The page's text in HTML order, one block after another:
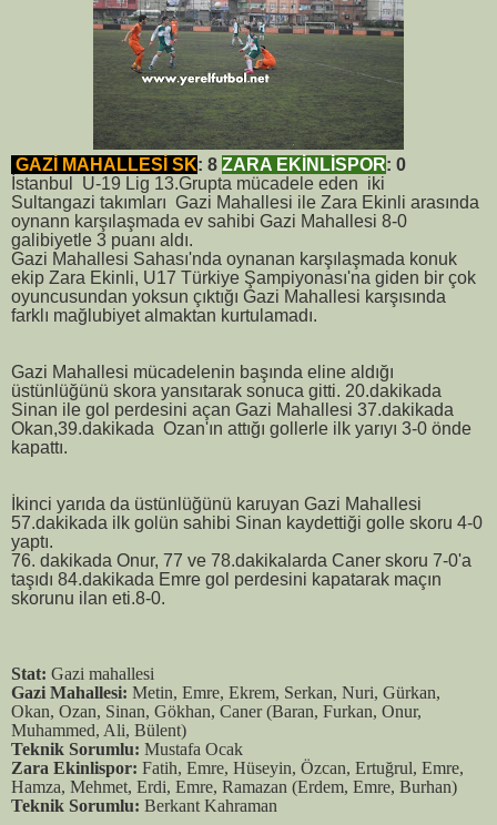
GAZİ MAHALLESİ SK: 8 ZARA EKİNLİSPOR: 0
İstanbul U-19 Lig 13.Grupta mücadele eden iki
Sultangazi takımları Gazi Mahallesi ile Zara Ekinli arasında
oynann karşılaşmada ev sahibi Gazi Mahallesi 8-0
galibiyetle 3 puanı aldı.
Gazi Mahallesi Sahası'nda oynanan karşılaşmada konuk
ekip Zara Ekinli, U17 Türkiye Şampiyonası'na giden bir çok
oyuncusundan yoksun çıktığı Gazi Mahallesi karşısında
farklı mağlubiyet almaktan kurtulamadı.
Gazi Mahallesi mücadelenin başında eline aldığı
üstünlüğünü skora yansıtarak sonuca gitti. 20.dakikada
Sinan ile gol perdesini açan Gazi Mahallesi 37.dakikada
Okan,39.dakikada Ozan'ın attığı gollerle ilk yarıyı 3-0 önde
kapattı.
İkinci yarıda da üstünlüğünü karuyan Gazi Mahallesi
57.dakikada ilk golün sahibi Sinan kaydettiği golle skoru 4-0
yaptı.
76. dakikada Onur, 77 ve 78.dakikalarda Caner skoru 7-0'a
taşıdı 84.dakikada Emre gol perdesini kapatarak maçın
skorunu ilan eti.8-0.
Stat: Gazi mahallesi
Gazi Mahallesi: Metin, Emre, Ekrem, Serkan, Nuri, Gürkan,
Okan, Ozan, Sinan, Gökhan, Caner (Baran, Furkan, Onur,
Muhammed, Ali, Bülent)
Teknik Sorumlu: Mustafa Ocak
Zara Ekinlispor: Fatih, Emre, Hüseyin, Özcan, Ertuğrul, Emre,
Hamza, Mehmet, Erdi, Emre, Ramazan (Erdem, Emre, Burhan)
Teknik Sorumlu: Berkant Kahraman